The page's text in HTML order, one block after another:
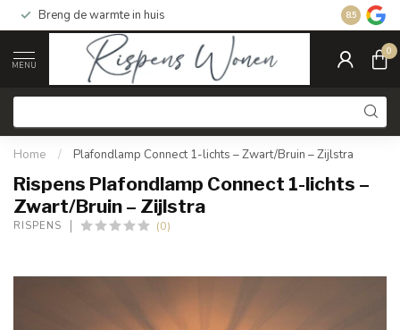
Breng de warmte in huis Gratis
8.5
MENU
0
Home / Plafondlamp Connect 1-lichts – Zwart/Bruin – Zijlstra
Rispens Plafondlamp Connect 1-lichts –
Zwart/Bruin – Zijlstra
RISPENS (0)